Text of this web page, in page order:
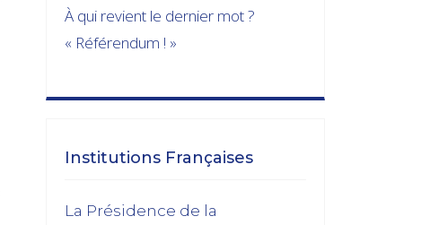
À qui revient le dernier mot ?
« Référendum ! »
Institutions Françaises
La Présidence de la